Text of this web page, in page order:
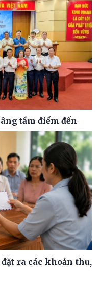
tầm điểm đến
ra các khoản thu,